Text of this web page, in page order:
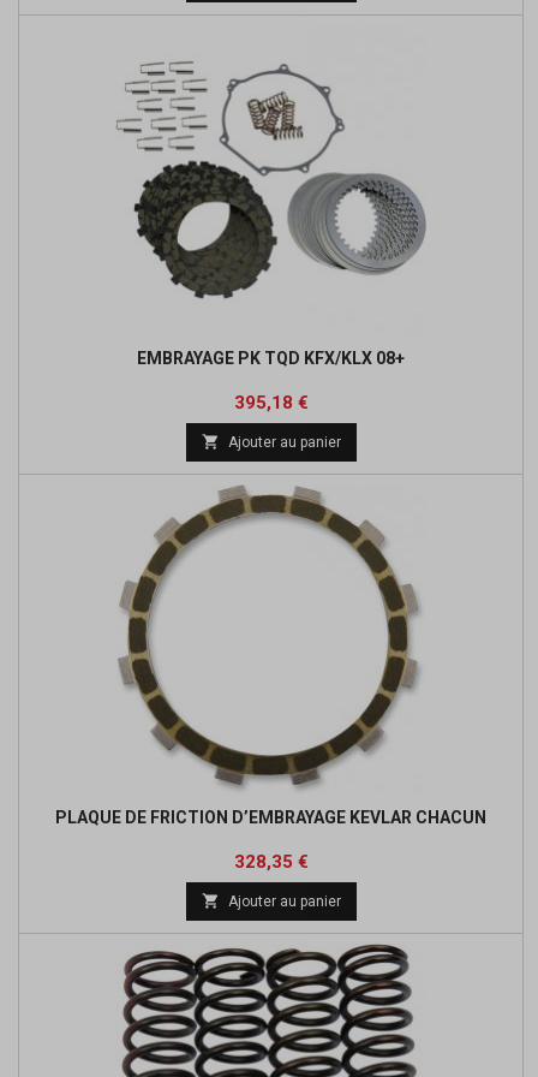
base
EMBRAYAGE PK TQD KFX/KLX 08+
Prix
395,18 €Prix
de
base
 Ajouter au panier
PLAQUE DE FRICTION D’EMBRAYAGE KEVLAR CHACUN
Prix
328,35 €Prix
de
base
 Ajouter au panier